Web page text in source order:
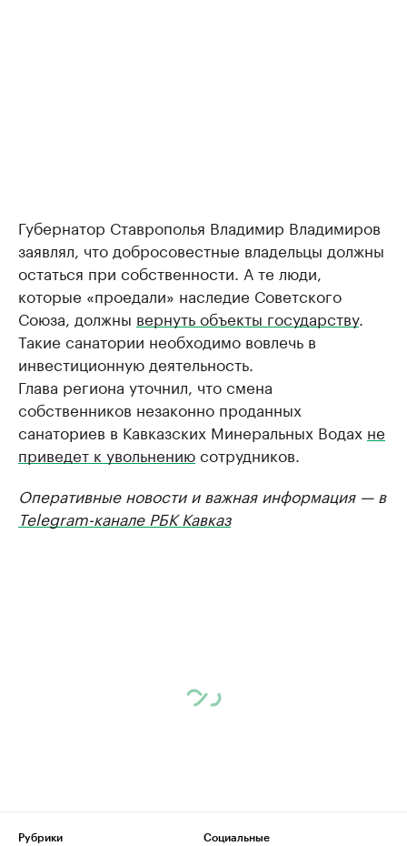
Губернатор Ставрополья Владимир Владимиров
заявлял, что добросовестные владельцы должны
остаться при собственности. А те люди,
которые «проедали» наследие Советского
Союза, должны вернуть объекты государству.
Такие санатории необходимо вовлечь в
инвестиционную деятельность.
Глава региона уточнил, что смена
собственников незаконно проданных
санаториев в Кавказских Минеральных Водах не
приведет к увольнениюсотрудников.
Оперативные новости и важная информация — в
Telegram-канале РБК Кавказ
Рубрики
Социальные